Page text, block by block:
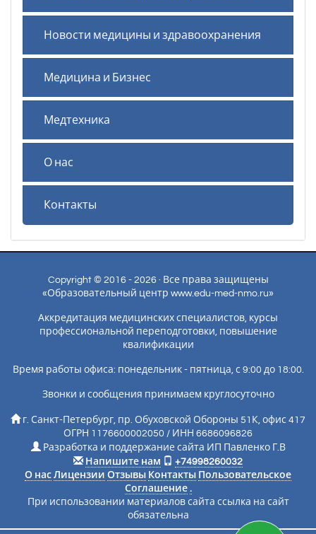
Новости медицины и здравоохранения
Медицина и Бизнес
Медтехника
О нас
Контакты
Copyright © 2016 - 2026 · Все права защищены
«Образовательный центр www.edu-med-nmo.ru»
Аккредитация медицинских специалистов, курсы
профессиональной переподготовки, повышение
квалификации
Время работы офиса: понедельник - пятница, с 9:00 до 18:00.
Звонки и сообщения принимаем круглосуточно
г. Санкт-Петербург, пр. Обуховской Обороны 51К, офис 417
ОГРН 1176600002050 / ИНН 6686096826
Разработка и поддержание сайта ИП Павленко Г.В
Напишите нам
+74998260032
О нас Лицензии Отзывы Контакты Пользовательское
Соглашение .
При использовании материалов сайта ссылка на сайт
обязательна